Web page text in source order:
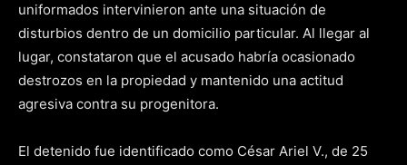
uniformados intervinieron ante una situación de
disturbios dentro de un domicilio particular. Al llegar al
lugar, constataron que el acusado habría ocasionado
destrozos en la propiedad y mantenido una actitud
agresiva contra su progenitora.
El detenido fue identificado como César Ariel V., de 25